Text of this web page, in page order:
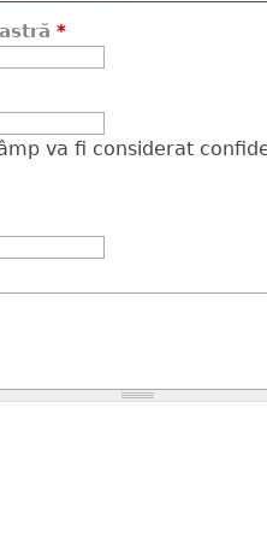
*
va fi considerat